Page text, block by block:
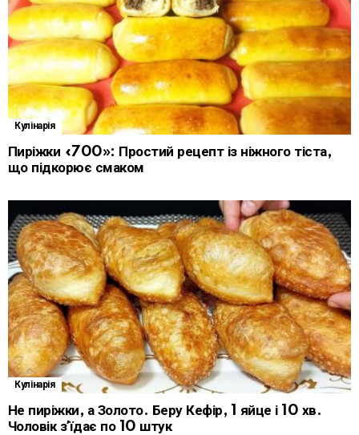
Кулінарія
Пиріжки «700»: Простий рецепт із ніжного тіста,
що підкорює смаком
Кулінарія
Не пиріжки, а Золото. Беру Кефір, 1 яйце і 10 хв.
Чоловік зʼїдає по 10 штук